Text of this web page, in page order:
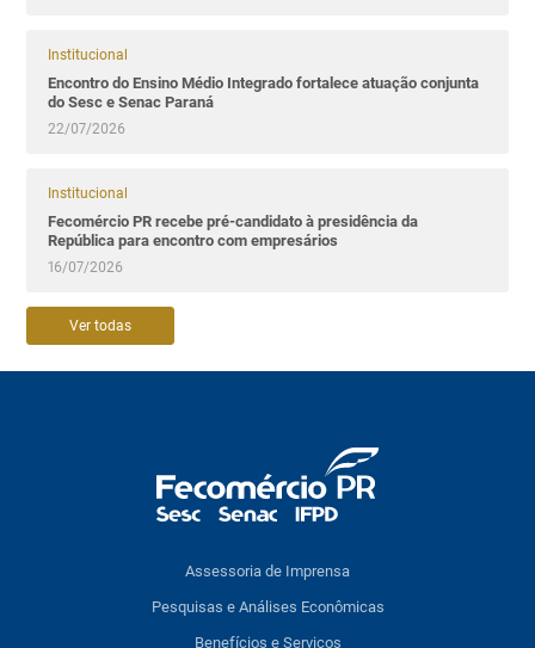
Institucional
Encontro do Ensino Médio Integrado fortalece atuação conjunta
do Sesc e Senac Paraná
22/07/2026
Institucional
Fecomércio PR recebe pré-candidato à presidência da
República para encontro com empresários
16/07/2026
Ver todas
Assessoria de Imprensa
Pesquisas e Análises Econômicas
Benefícios e Serviços